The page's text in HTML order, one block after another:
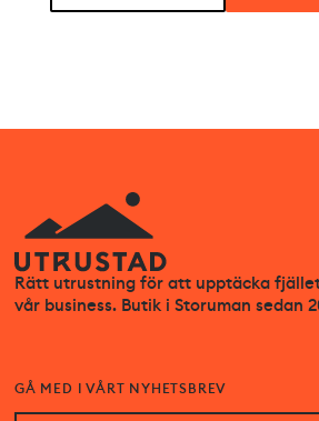
Rätt utrustning för att upptäcka
vår business. Butik i Storuman sedan
GÅ MED I VÅRT NYHETSBREV